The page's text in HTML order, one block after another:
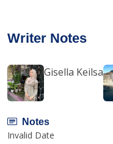
Writer Notes
Gisella Keilsa
Notes
Invalid Date